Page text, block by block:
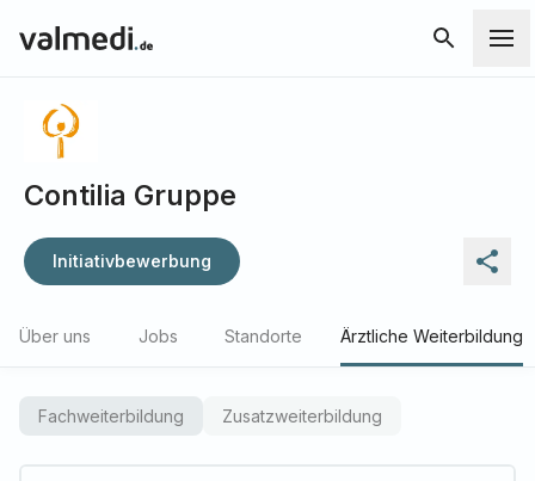
Contilia Gruppe
Initiativbewerbung
Über uns Jobs Standorte Ärztliche Weiterbildung
Fachweiterbildung Zusatzweiterbildung